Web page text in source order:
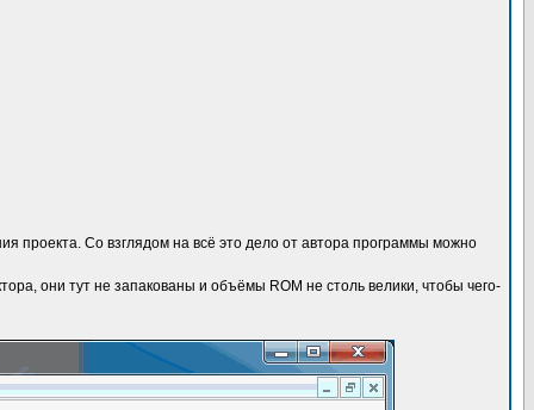
проекта. Со взглядом на всё это дело от автора программы можно
они тут не запакованы и объёмы ROM не столь велики, чтобы чего-